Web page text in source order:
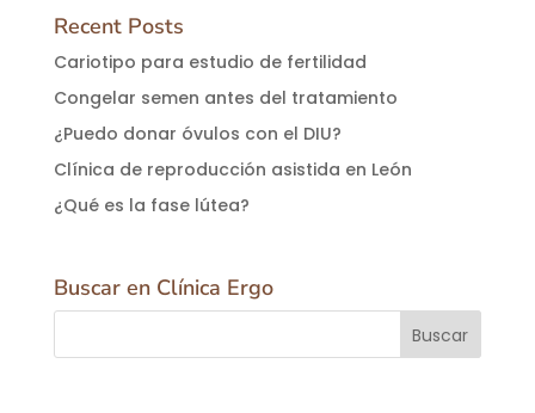
Recent Posts
Cariotipo para estudio de fertilidad
Congelar semen antes del tratamiento
¿Puedo donar óvulos con el DIU?
Clínica de reproducción asistida en León
¿Qué es la fase lútea?
Buscar en Clínica Ergo